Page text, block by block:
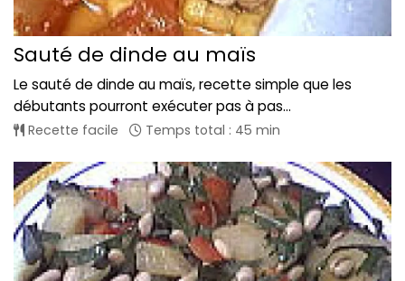
Sauté de dinde au maïs
Le sauté de dinde au maïs, recette simple que les
débutants pourront exécuter pas à pas...
Recette facile Temps total : 45 min